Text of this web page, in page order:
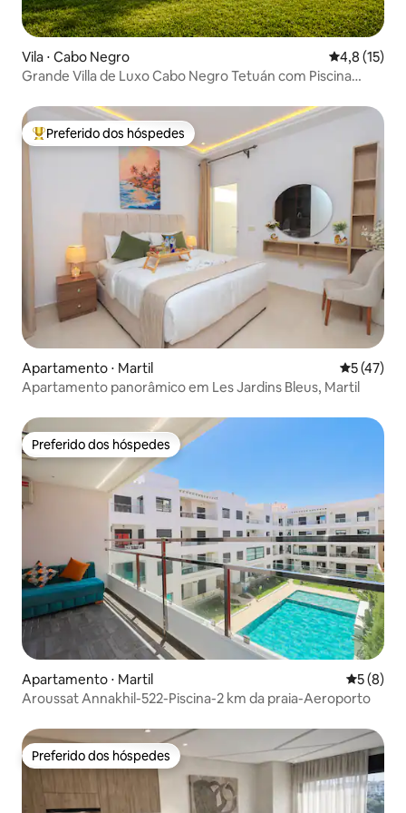
Vila ⋅ Cabo Negro 4,8 de uma
4,8 (15)
Grande Villa de Luxo Cabo Negro Tetuán com Piscina
Entre os melhores preferidos dos hóspedes
Preferido dos hóspedes
Apartamento ⋅ Martil 5 de uma
5 (47)
Apartamento panorâmico em Les Jardins Bleus, Martil
Preferido dos hóspedes
Preferido dos hóspedes
Apartamento ⋅ Martil 5 de
5 (8)
Aroussat Annakhil-522-Piscina-2 km da praia-Aeroporto
Preferido dos hóspedes
Preferido dos hóspedes